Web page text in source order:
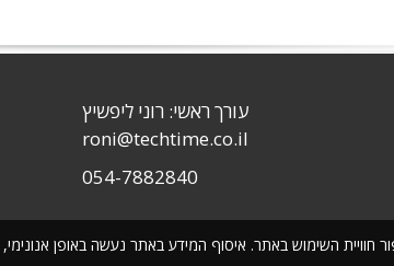
חוויית השימוש באתר. איסוף המידע באתר נעשה באופן
עורך ראשי: רוני ליפשיץ
roni@techtime.co.il
054-7882840